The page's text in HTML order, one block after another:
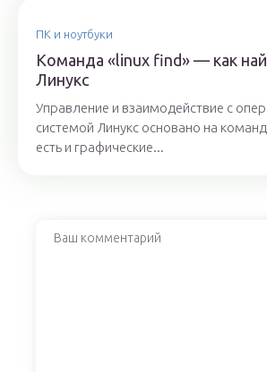
ПК и ноутбуки
Команда «linux find» — как
Линукс
Управление и взаимодействие с
системой Линукс основано на
есть и графические...